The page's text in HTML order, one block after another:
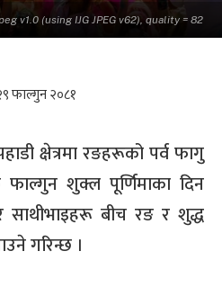
v1.0 (using IJG JPEG v62), quality = 82
फाल्गुन २०८१
क्षेत्रमा रङहरूको पर्व फागु
फाल्गुन शुक्ल पूर्णिमाका दिन
बीच रङ र शुद्ध
गरिन्छ ।